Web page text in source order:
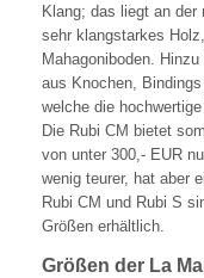
Klang; das liegt an
sehr klangstarkes
Mahagoniboden.
aus Knochen,
welche die
Die Rubi CM bietet
von unter 300,- EUR
wenig teurer, hat aber
Rubi CM und Rubi S
Größen erhältlich.
Größen der La